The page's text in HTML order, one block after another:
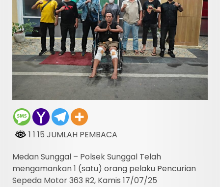
1 1 15 JUMLAH PEMBACA
Medan Sunggal – Polsek Sunggal Telah
mengamankan 1 (satu) orang pelaku Pencurian
Sepeda Motor 363 R2, Kamis 17/07/25